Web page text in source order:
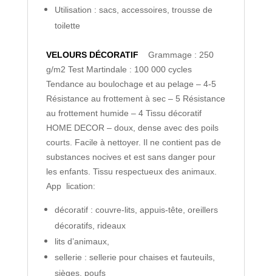
Utilisation : sacs, accessoires, trousse de
toilette
VELOURS DÉCORATIF
Grammage : 250
g/m2 Test Martindale : 100 000 cycles
Tendance au boulochage et au pelage – 4-5
Résistance au frottement à sec – 5 Résistance
au frottement humide – 4 Tissu décoratif
HOME DECOR – doux, dense avec des poils
courts. Facile à nettoyer. Il ne contient pas de
substances nocives et est sans danger pour
les enfants. Tissu respectueux des animaux.
App lication:
décoratif : couvre-lits, appuis-tête, oreillers
décoratifs, rideaux
lits d’animaux,
sellerie : sellerie pour chaises et fauteuils,
sièges, poufs